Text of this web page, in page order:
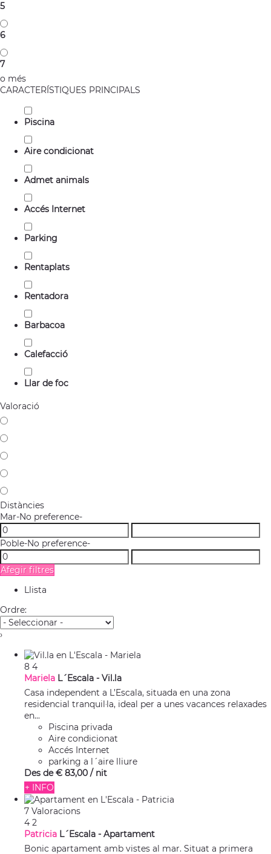
5
6
7
o més
CARACTERÍSTIQUES PRINCIPALS
Piscina
Aire condicionat
Admet animals
Accés Internet
Parking
Rentaplats
Rentadora
Barbacoa
Calefacció
Llar de foc
Valoració
Distàncies
Mar-No preference-
Poble-No preference-
Afegir filtres
Llista
Ordre:
›
8 4
Mariela L´Escala - Vil.la
Casa independent a L’Escala, situada en una zona
residencial tranquil·la, ideal per a unes vacances relaxades
en...
Piscina privada
Aire condicionat
Accés Internet
parking a l´aire lliure
Des de € 83,00 / nit
+ INFO
7 Valoracions
4 2
Patricia L´Escala - Apartament
Bonic apartament amb vistes al mar. Situat a primera